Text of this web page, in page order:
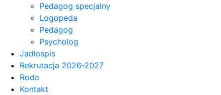
Pedagog specjalny
Logopeda
Pedagog
Psycholog
Jadłospis
Rekrutacja 2026-2027
Rodo
Kontakt